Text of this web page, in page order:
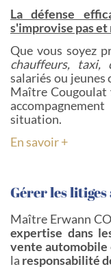
La défense
s'improvise pas
Que vous soyez
chauffeurs, taxi,
salariés ou
Maître Cougoulat
situation.
En savoir +
Gérer les
Maître Erwann
expertise dans
vente automobile
la responsabilité